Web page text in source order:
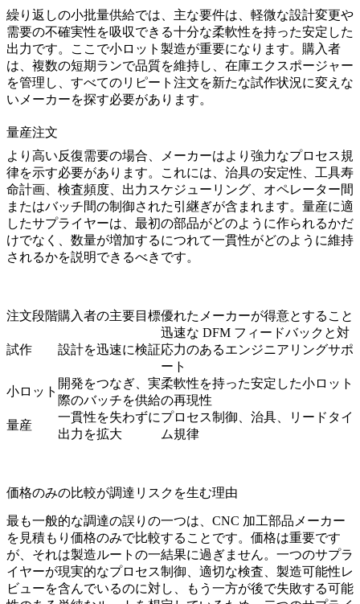
繰り返しの小批量供給では、主な要件は、軽微な設計変更や
需要の不確実性を吸収できる十分な柔軟性を持った安定した
出力です。ここで小ロット製造が重要になります。購入者
は、複数の短期ランで品質を維持し、在庫エクスポージャー
を管理し、すべてのリピート注文を新たな試作状況に変えな
いメーカーを探す必要があります。
量産注文
より高い反復需要の場合、メーカーはより強力なプロセス規
律を示す必要があります。これには、治具の安定性、工具寿
命計画、検査頻度、出力スケジューリング、オペレーター間
またはバッチ間の制御された引継ぎが含まれます。 量産に適
したサプライヤーは、最初の部品がどのように作られるかだ
けでなく、数量が増加するにつれて一貫性がどのように維持
されるかを説明できるべきです。
注文段階購入者の主要目標優れたメーカーが得意とすること
試作 設計を迅速に検証
迅速な DFM フィードバックと対
応力のあるエンジニアリングサポ
ート
小ロット
開発をつなぎ、実
際のバッチを供給
柔軟性を持った安定した小ロット
の再現性
量産
一貫性を失わずに
出力を拡大
プロセス制御、治具、リードタイ
ム規律
価格のみの比較が調達リスクを生む理由
最も一般的な調達の誤りの一つは、CNC 加工部品メーカー
を見積もり価格のみで比較することです。価格は重要です
が、それは製造ルートの一結果に過ぎません。一つのサプラ
イヤーが現実的なプロセス制御、適切な検査、製造可能性レ
ビューを含んでいるのに対し、もう一方が後で失敗する可能